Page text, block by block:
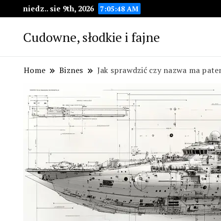
niedz.. sie 9th, 2026 7:05:49 AM
Cudowne, słodkie i fajne
Home Biznes Jak sprawdzić czy nazwa ma